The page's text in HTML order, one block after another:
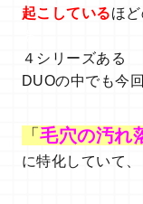
起こしているほ
４シリーズある
DUOの中でも今
「毛穴の汚れ
に特化していて、